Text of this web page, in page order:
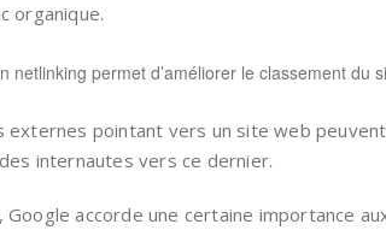
organique.
netlinking permet d’améliorer le classement du
externes pointant vers un site web
internautes vers ce dernier.
Google accorde une certaine importance